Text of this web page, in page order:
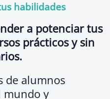
habilidades
a potenciar tus
prácticos y sin
de alumnos
mundo y